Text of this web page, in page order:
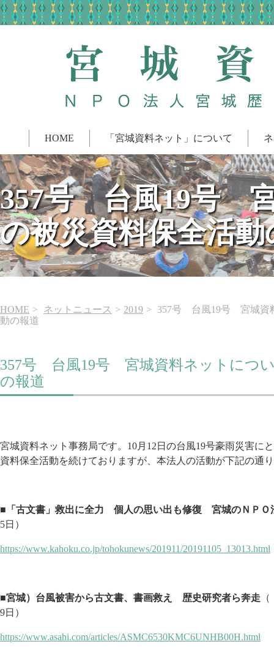
HOME 「宮城資料ネット」について
357号 台風19号
の被災資料保全活動
HOME ネットニュース 2019
357号 台風19号 宮城資
動の報道
357号 台風19号 宮城資料ネットにつ
の報道
宮城資料ネット事務局です。10月12日の台風19号豪雨災害に
資料保全活動を続けておりますが、本法人の活動が下記の通
■「古文書」救出に全力 個人の思い出も修復 宮城のＮＰＯ
5日）
https://www.kahoku.co.jp/tohokunews/201911/20191105_13013.html
■宮城）台風被害から古文書、書画救え 歴史研究者ら奔走
9日）
https://www.asahi.com/articles/ASMC6530KMC6UNHB00H.html